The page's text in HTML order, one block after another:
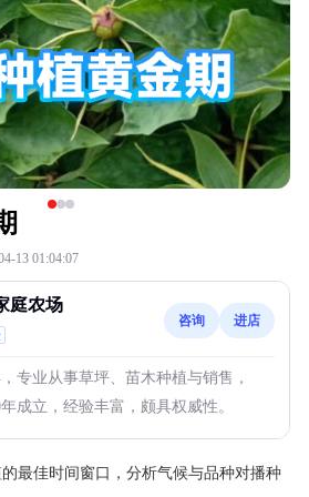
13 01:04:07
庭农场
咨询 进店
专业从事草坪、苗木种植与销售，
成立，经验丰富，颇具权威性。
最佳时间窗口，分析气候与品种对播种